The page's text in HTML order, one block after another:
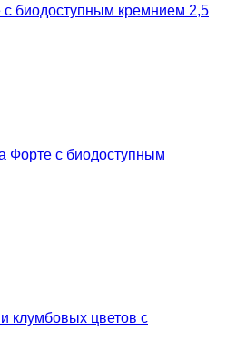
Форте с биодоступным